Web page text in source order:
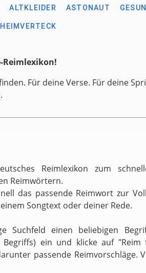
ALTKLEIDER ASTONAUT
Reimlexikon!
Für deine Verse. Für deine
Reimlexikon zum
Reimwörtern.
das passende Reimwort zur
Songtext oder deiner Rede.
Suchfeld einen beliebigen
ein und klicke auf "Reim
passende Reimvorschläge.